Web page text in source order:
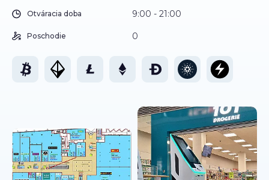
Otváracia doba 9:00 - 21:00
Poschodie 0